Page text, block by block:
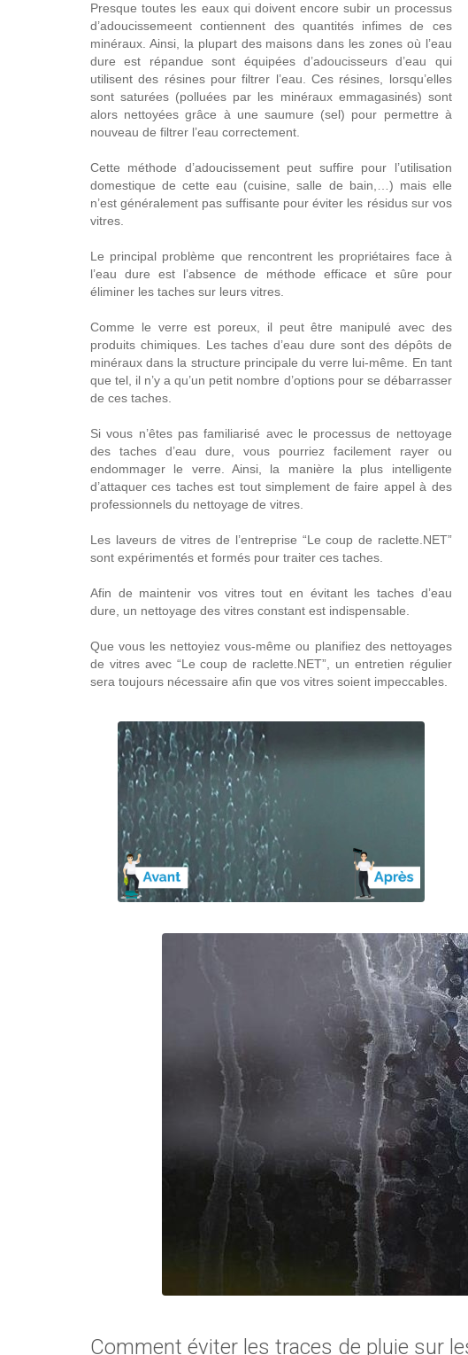
Presque toutes les eaux qui doivent encore subir un processus
d’adoucissemeent contiennent des quantités infimes de ces
minéraux. Ainsi, la plupart des maisons dans les zones où l’eau
dure est répandue sont équipées d’adoucisseurs d’eau qui
utilisent des résines pour filtrer l’eau. Ces résines, lorsqu’elles
sont saturées (polluées par les minéraux emmagasinés) sont
alors nettoyées grâce à une saumure (sel) pour permettre à
nouveau de filtrer l’eau correctement.
Cette méthode d’adoucissement peut suffire pour l’utilisation
domestique de cette eau (cuisine, salle de bain,…) mais elle
n’est généralement pas suffisante pour éviter les résidus sur vos
vitres.
Le principal problème que rencontrent les propriétaires face à
l’eau dure est l’absence de méthode efficace et sûre pour
éliminer les taches sur leurs vitres.
Comme le verre est poreux, il peut être manipulé avec des
produits chimiques. Les taches d’eau dure sont des dépôts de
minéraux dans la structure principale du verre lui-même. En tant
que tel, il n’y a qu’un petit nombre d’options pour se débarrasser
de ces taches.
Si vous n’êtes pas familiarisé avec le processus de nettoyage
des taches d’eau dure, vous pourriez facilement rayer ou
endommager le verre. Ainsi, la manière la plus intelligente
d’attaquer ces taches est tout simplement de faire appel à des
professionnels du nettoyage de vitres.
Les laveurs de vitres de l’entreprise “Le coup de raclette.NET”
sont expérimentés et formés pour traiter ces taches.
Afin de maintenir vos vitres tout en évitant les taches d’eau
dure, un nettoyage des vitres constant est indispensable.
Que vous les nettoyiez vous-même ou planifiez des nettoyages
de vitres avec “Le coup de raclette.NET”, un entretien régulier
sera toujours nécessaire afin que vos vitres soient impeccables.
Comment éviter les traces de pluie sur